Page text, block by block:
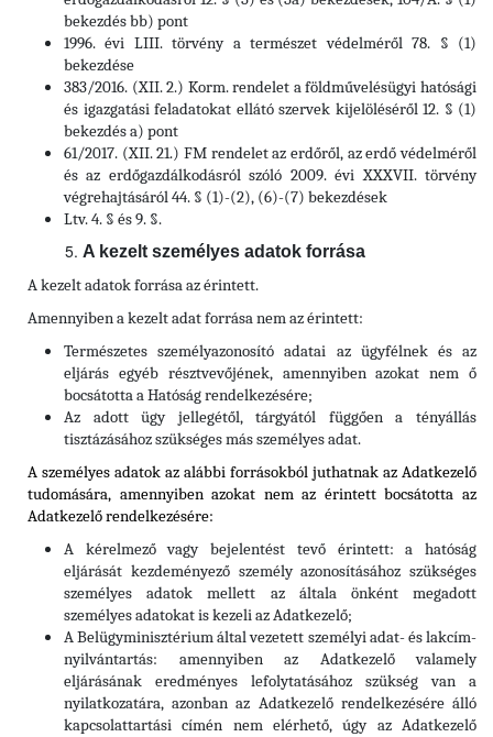
bekezdés bb) pont
1996. évi LIII. törvény a természet védelméről 78. § (1)
bekezdése
383/2016. (XII. 2.) Korm. rendelet a földművelésügyi hatósági
és igazgatási feladatokat ellátó szervek kijelöléséről 12. § (1)
bekezdés a) pont
61/2017. (XII. 21.) FM rendelet az erdőről, az erdő védelméről
és az erdőgazdálkodásról szóló 2009. évi XXXVII. törvény
végrehajtásáról 44. § (1)-(2), (6)-(7) bekezdések
Ltv. 4. § és 9. §.
A kezelt személyes adatok forrása
A kezelt adatok forrása az érintett.
Amennyiben a kezelt adat forrása nem az érintett:
Természetes személyazonosító adatai az ügyfélnek és az
eljárás egyéb résztvevőjének, amennyiben azokat nem ő
bocsátotta a Hatóság rendelkezésére;
Az adott ügy jellegétől, tárgyától függően a tényállás
tisztázásához szükséges más személyes adat.
A személyes adatok az alábbi forrásokból juthatnak az Adatkezelő
tudomására, amennyiben azokat nem az érintett bocsátotta az
Adatkezelő rendelkezésére:
A kérelmező vagy bejelentést tevő érintett: a hatóság
eljárását kezdeményező személy azonosításához szükséges
személyes adatok mellett az általa önként megadott
személyes adatokat is kezeli az Adatkezelő;
A Belügyminisztérium által vezetett személyi adat- és lakcím-
nyilvántartás: amennyiben az Adatkezelő valamely
eljárásának eredményes lefolytatásához szükség van a
nyilatkozatára, azonban az Adatkezelő rendelkezésére álló
kapcsolattartási címén nem elérhető, úgy az Adatkezelő